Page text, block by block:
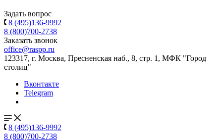
Задать вопрос
8 (495)136-9992
8 (800)700-2738
Заказать звонок
office@raspp.ru
123317, г. Москва, Пресненская наб., 8, стр. 1, МФК "Город
столиц"
Вконтакте
Telegram
8 (495)136-9992
8 (800)700-2738